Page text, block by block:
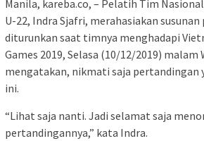
Manila, kareba.co, – Pelatih Tim
U-22, Indra Sjafri, merahasiakan susunan
diturunkan saat timnya menghadapi
Games 2019, Selasa (10/12/2019) malam
mengatakan, nikmati saja pertandingan
ini.
“Lihat saja nanti. Jadi selamat saja
pertandingannya,” kata Indra.